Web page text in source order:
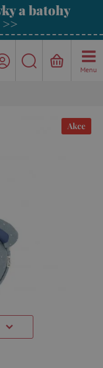
a batohy
Menu
Akce